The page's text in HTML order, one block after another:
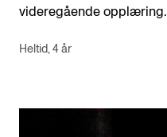
videregående opplæring.
Heltid, 4 år